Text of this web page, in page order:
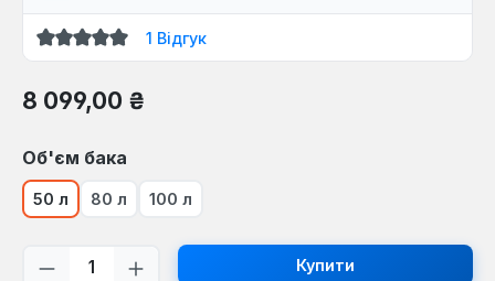
Середня оцінка 5 з 5 зірок
1 Відгук
Звичайна ціна:
8 099,00 ₴
Виберіть
Об'єм бака
50 л 80 л 100 л
Кількість товару: Введіть потрібну
Купити